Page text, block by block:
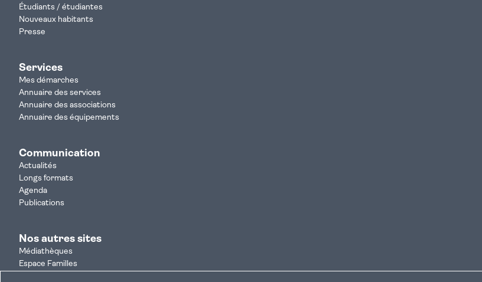
Étudiants / étudiantes
Nouveaux habitants
Presse
Services
Mes démarches
Annuaire des services
Annuaire des associations
Annuaire des équipements
Communication
Actualités
Longs formats
Agenda
Publications
Nos autres sites
Médiathèques
Espace Familles